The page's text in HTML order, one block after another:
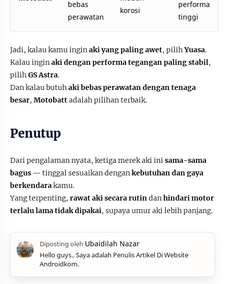
bebas
perawatan
korosi
performa
tinggi
Jadi, kalau kamu inginaki yang paling awet, pilihYuasa.
Kalau inginaki dengan performa tegangan paling stabil,
pilihGS Astra.
Dan kalau butuhaki bebas perawatan dengan tenaga
besar, Motobattadalah pilihan terbaik.
Penutup
Dari pengalaman nyata, ketiga merek aki inisama-sama
bagus — tinggal sesuaikan dengankebutuhan dan gaya
berkendarakamu.
Yang terpenting, rawat aki secara rutindanhindari motor
terlalu lama tidak dipakai, supaya umur aki lebih panjang.
Hello guys.. Saya adalah Penulis Artikel Di Website
Androidkom.